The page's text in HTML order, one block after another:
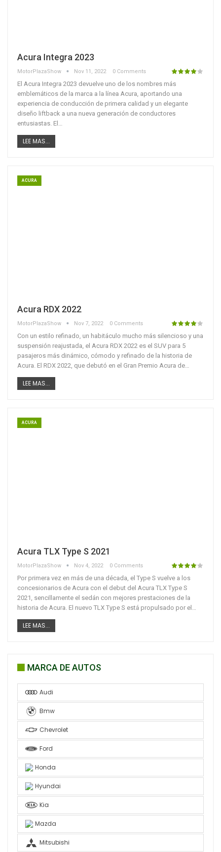
Acura Integra 2023
MotorPlazaShow Nov 11, 2022 0 Comments
El Acura Integra 2023 devuelve uno de los nombres más
emblemáticos de la marca a la línea Acura, aportando una
experiencia de conducción de primera calidad y un elegante
diseño liftback a una nueva generación de conductores
entusiastas. El…
LEE MAS...
ACURA
Acura RDX 2022
MotorPlazaShow Nov 7, 2022 0 Comments
Con un estilo refinado, un habitáculo mucho más silencioso y una
suspensión reajustada, el Acura RDX 2022 es el SUV para 5
pasajeros más dinámico, cómodo y refinado de la historia de
Acura. El RDX 2022, que debutó en el Gran Premio Acura de…
LEE MAS...
ACURA
Acura TLX Type S 2021
MotorPlazaShow Nov 4, 2022 0 Comments
Por primera vez en más de una década, el Type S vuelve a los
concesionarios de Acura con el debut del Acura TLX Type S
2021, sencillamente el sedán con mejores prestaciones de la
historia de Acura. El nuevo TLX Type S está propulsado por el…
LEE MAS...
MARCA DE AUTOS
Audi
Bmw
Chevrolet
Ford
Honda
Hyundai
Kia
Mazda
Mitsubishi